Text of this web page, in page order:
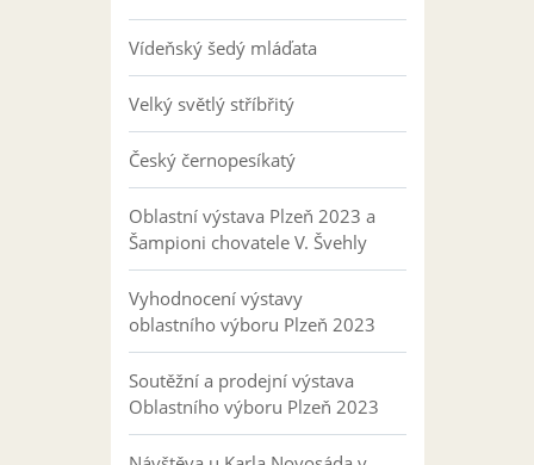
Vídeňský šedý mláďata
Velký světlý stříbřitý
Český černopesíkatý
Oblastní výstava Plzeň 2023 a
Šampioni chovatele V. Švehly
Vyhodnocení výstavy
oblastního výboru Plzeň 2023
Soutěžní a prodejní výstava
Oblastního výboru Plzeň 2023